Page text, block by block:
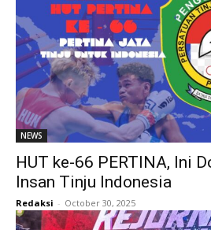
NEWS
HUT ke-66 PERTINA, Ini
Insan Tinju Indonesia
Redaksi - October 30, 2025